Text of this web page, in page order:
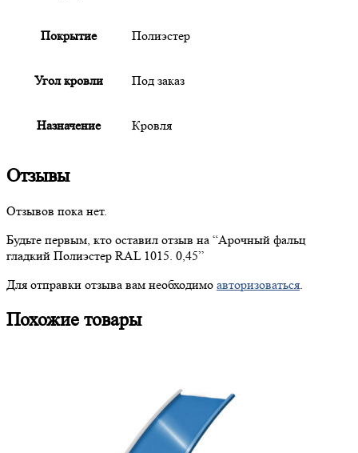
Покрытие Полиэстер
Угол кровли Под заказ
Назначение Кровля
Отзывы
Отзывов пока нет.
Будьте первым, кто оставил отзыв на “Арочный фальц
гладкий Полиэстер RAL 1015. 0,45”
Для отправки отзыва вам необходимо авторизоваться.
Похожие товары